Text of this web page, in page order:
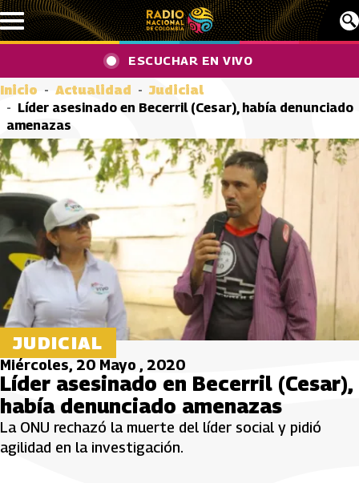
Pasar al contenido principal
ESCUCHAR EN VIVO
Inicio Actualidad
Judicial
Líder asesinado en Becerril (Cesar), había denunciado
amenazas
JUDICIAL
Miércoles, 20 Mayo , 2020
Líder asesinado en Becerril (Cesar),
había denunciado amenazas
La ONU rechazó la muerte del líder social y pidió
agilidad en la investigación.